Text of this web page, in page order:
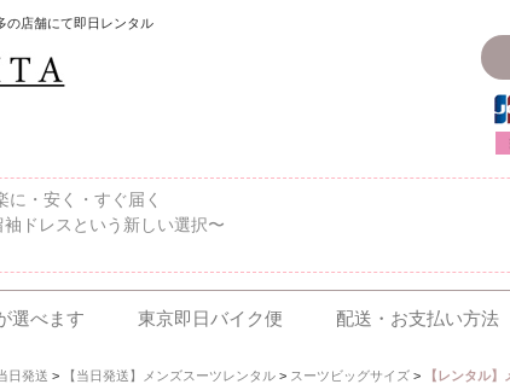
の店舗にて即日レンタル
・安く・すぐ届く
ドレスという新しい選択〜
選べます 東京即日バイク便 配送・お支払い方法
日発送 > 【当日発送】メンズスーツレンタル> スーツビッグサイズ>
【レンタル